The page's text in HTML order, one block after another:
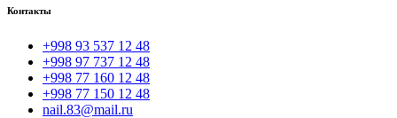
Контакты
+998 93 537 12 48
+998 97 737 12 48
+998 77 160 12 48
+998 77 150 12 48
nail.83@mail.ru